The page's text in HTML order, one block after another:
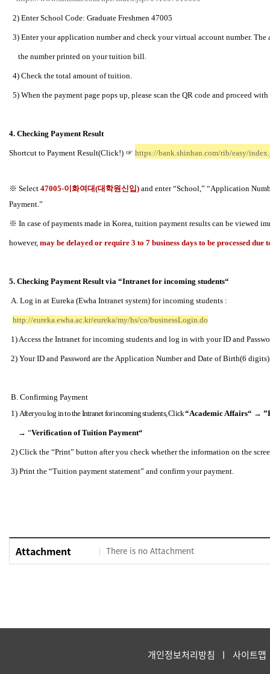
2) Enter School Code: Graduate Freshmen 47005
3) Enter your application number and check your virtual account number. The
the number printed on your tuition bill.
4) Check the total amount of tuition.
5) When the payment page pops up, please scan the QR code and proceed
4. Checking Payment Result
Shortcut to Payment Result(Click!) ☞ https://bank.shinhan.com/rib/easy/
※ Select 47005-이화여대(대학원신입) and enter“School,” “Application
Payment.”
※ In case of payments made in Korea, tuition payment results can be viewed
however, may be delayed or require 3 to 7 business days to be processed due
5. Checking Payment Result via “Intranet for incoming students“
A. Log in at Eureka (Ewha Intranet system) for incoming students :
http://eureka.ewha.ac.kr/eureka/my/hs/co/businessLogin.do
1) Access the Intranet for incoming students and log in with your ID and
2) Your ID and Password are the Application Number and Date of Birth(6
B. Confirming Payment
1) After you log in to the Intranet for incoming students, Click“Academic Affairs“ →
→ “Verification of Tuition Payment“
2) Click the “Print” button after you check whether the information on the
3) Print the “Tuition payment statement” and confirm your payment.
Attachment There is no Attachment
개인정보처리방침 사이트맵